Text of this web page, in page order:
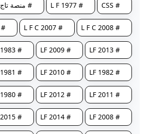
# CSS
# L F 1977 # منصة تاج
# L F C 2008
# L F C 2007
# Veille juridique
# LF 2013
# LF 2009
# LF 1983
# LF 1982
# LF 2010
# LF 1981
# LF 2011
# LF 2012
# LF 1980
# LF 2008
# LF 2014
# LF 2015